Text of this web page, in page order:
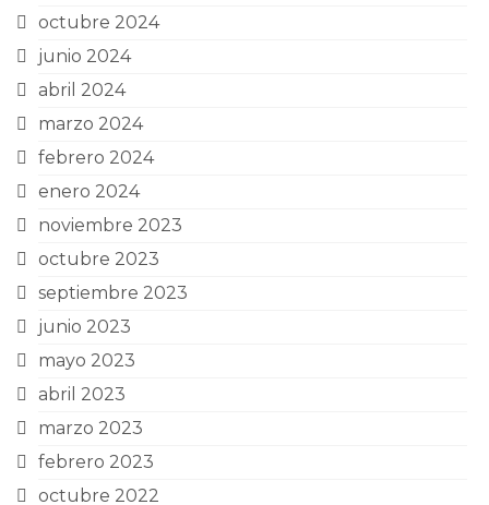
octubre 2024
junio 2024
abril 2024
marzo 2024
febrero 2024
enero 2024
noviembre 2023
octubre 2023
septiembre 2023
junio 2023
mayo 2023
abril 2023
marzo 2023
febrero 2023
octubre 2022